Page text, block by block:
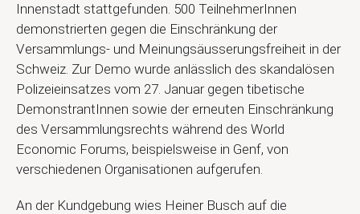
Innenstadt stattgefunden. 500 TeilnehmerInnen
demonstrierten gegen die Einschränkung der
Versammlungs- und Meinungsäusserungsfreiheit in der
Schweiz. Zur Demo wurde anlässlich des skandalösen
Polizeieinsatzes vom 27. Januar gegen tibetische
DemonstrantInnen sowie der erneuten Einschränkung
des Versammlungsrechts während des World
Economic Forums, beispielsweise in Genf, von
verschiedenen Organisationen aufgerufen.
An der Kundgebung wies Heiner Busch auf die